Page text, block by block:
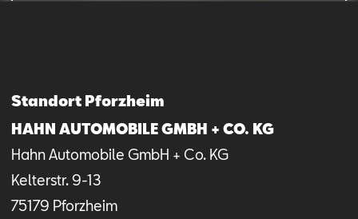
Standort Pforzheim
HAHN AUTOMOBILE GMBH + CO. KG
Hahn Automobile GmbH + Co. KG
Kelterstr.9-13
75179 Pforzheim